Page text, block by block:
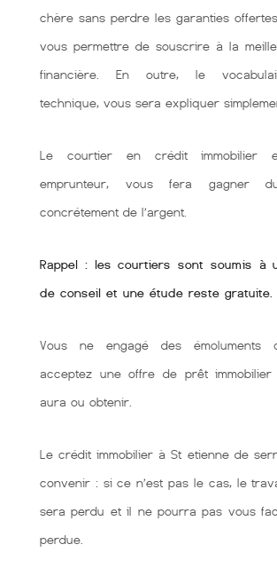
chère sans perdre les garanties
vous permettre de souscrire à la
financière. En outre, le
technique, vous sera expliquer
Le courtier en crédit immobilier
emprunteur, vous fera gagner
concrétement de l’argent.
Rappel : les courtiers sont soumis à
de conseil et une étude reste gratuite.
Vous ne engagé des
acceptez une offre de prêt
aura ou obtenir.
Le crédit immobilier à St etienne de
convenir : si ce n’est pas le cas, le
sera perdu et il ne pourra pas vous
perdue.